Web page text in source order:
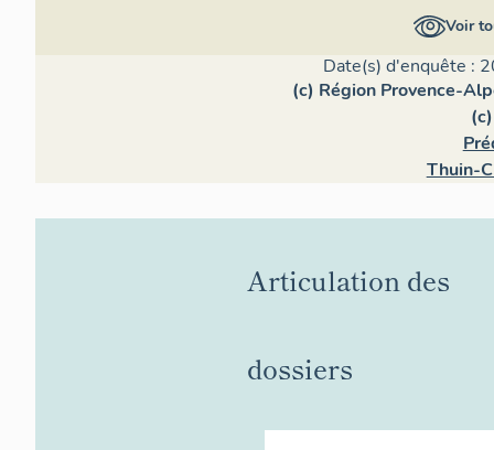
Voir
Date(s) d'enquête :
(c) Région Provence-
Thuin-
Articulation des
dossiers